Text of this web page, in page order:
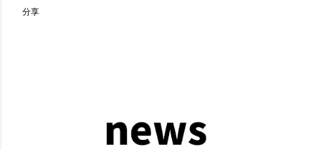
分享